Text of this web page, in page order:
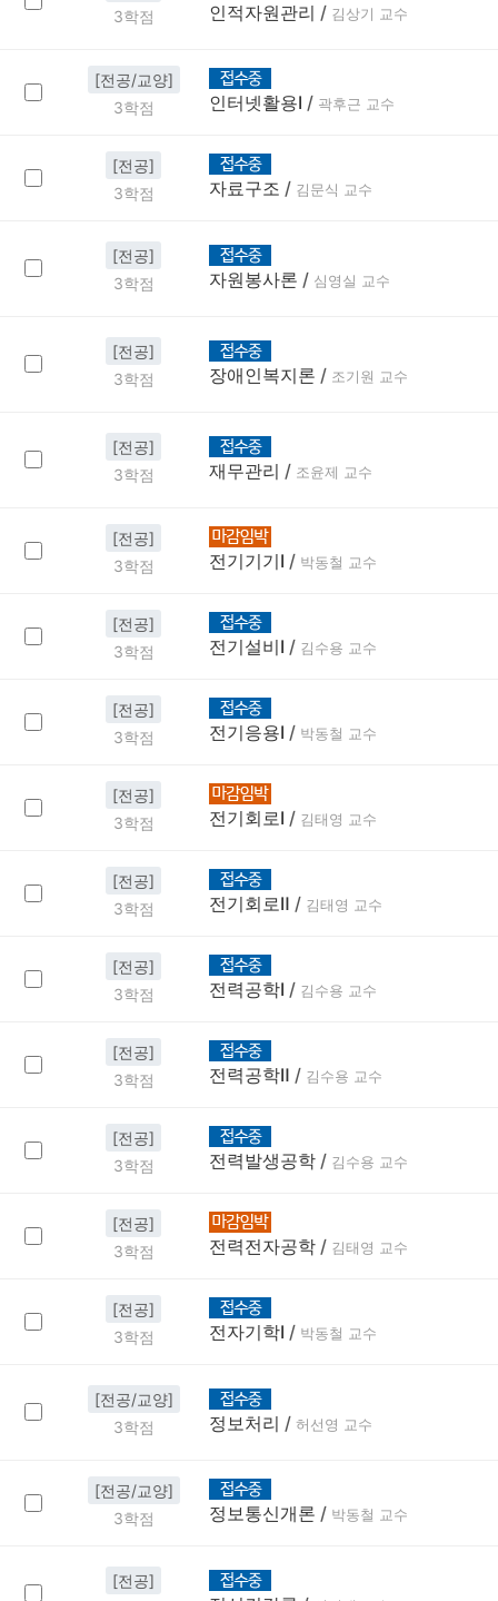
3학점
인적자원관리 / 김상기 교수
[전공/교양]
3학점
인터넷활용Ⅰ / 곽후근 교수
[전공]
3학점
자료구조 / 김문식 교수
[전공]
3학점
자원봉사론 / 심영실 교수
[전공]
3학점
장애인복지론 / 조기원 교수
[전공]
3학점
재무관리 / 조윤제 교수
[전공]
3학점
전기기기Ⅰ / 박동철 교수
[전공]
3학점
전기설비Ⅰ / 김수용 교수
[전공]
3학점
전기응용Ⅰ / 박동철 교수
[전공]
3학점
전기회로Ⅰ / 김태영 교수
[전공]
3학점
전기회로Ⅱ / 김태영 교수
[전공]
3학점
전력공학Ⅰ / 김수용 교수
[전공]
3학점
전력공학Ⅱ / 김수용 교수
[전공]
3학점
전력발생공학 / 김수용 교수
[전공]
3학점
전력전자공학 / 김태영 교수
[전공]
3학점
전자기학Ⅰ / 박동철 교수
[전공/교양]
3학점
정보처리 / 허선영 교수
[전공/교양]
3학점
정보통신개론 / 박동철 교수
[전공]